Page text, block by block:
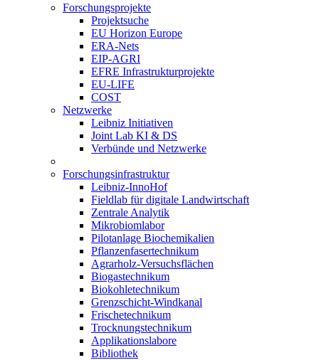
Forschungsprojekte
Projektsuche
EU Horizon Europe
ERA-Nets
EIP-AGRI
EFRE Infrastrukturprojekte
EU-LIFE
COST
Netzwerke
Leibniz Initiativen
Joint Lab KI & DS
Verbünde und Netzwerke
Forschungsinfrastruktur
Leibniz-InnoHof
Fieldlab für digitale Landwirtschaft
Zentrale Analytik
Mikrobiomlabor
Pilotanlage Biochemikalien
Pflanzenfasertechnikum
Agrarholz-Versuchsflächen
Biogastechnikum
Biokohletechnikum
Grenzschicht-Windkanal
Frischetechnikum
Trocknungstechnikum
Applikationslabore
Bibliothek